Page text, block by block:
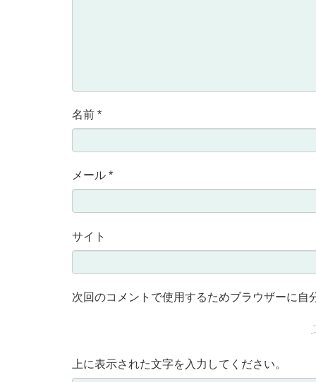
名前 *
メール *
サイト
次回のコメントで使用するためブラウザーに
上に表示された文字を入力してください。